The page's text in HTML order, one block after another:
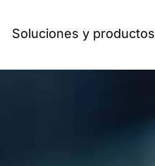
Soluciones y productos